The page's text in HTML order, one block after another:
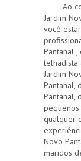
Ao
Jardim
você
Pantanal
telhadista
Jardim
Pantanal,
Pantanal,
qualquer
Novo
maridos